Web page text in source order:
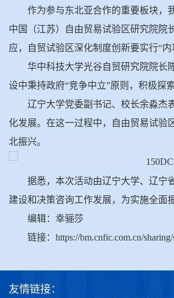
作为参与东北亚合作的重要板块，
中国（江苏）自由贸易试验区研究院院
应，自贸试验区深化制度创新要实行“
华中科技大学光谷自贸研究院院长
设中秉持政府“竞争中立”原则，积极探
辽宁大学党委副书记、校长余淼杰
化发展。在这一过程中，自由贸易试验
北振兴。
据悉，本次活动由辽宁大学、辽宁
建设和决策咨询工作发展，为实施全面
编辑：幸骊莎
链接：https://bm.cnfic.com.cn/
友情链接：